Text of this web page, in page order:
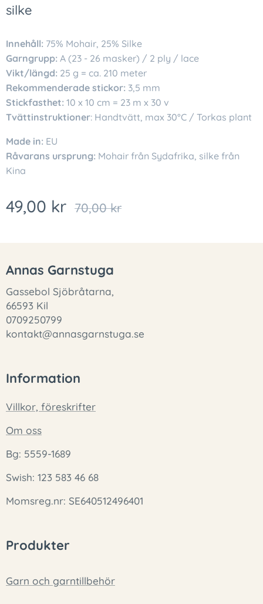
silke
Innehåll: 75% Mohair, 25% Silke
Garngrupp: A (23 - 26 masker) / 2 ply / lace
Vikt/längd: 25 g = ca. 210 meter
Rekommenderade stickor: 3,5 mm
Stickfasthet: 10 x 10 cm = 23 m x 30 v
Tvättinstruktioner: Handtvätt, max 30°C / Torkas plant
Made in: EU
Råvarans ursprung: Mohair från Sydafrika, silke från
Kina
49,00 kr 70,00kr
Annas Garnstuga
Gassebol Sjöbråtarna,
66593 Kil
0709250799
kontakt@annasgarnstuga.se
Information
Villkor, föreskrifter
Om oss
Bg: 5559-1689
Swish: 123 583 46 68
Momsreg.nr: SE640512496401
Produkter
Garn och garntillbehör